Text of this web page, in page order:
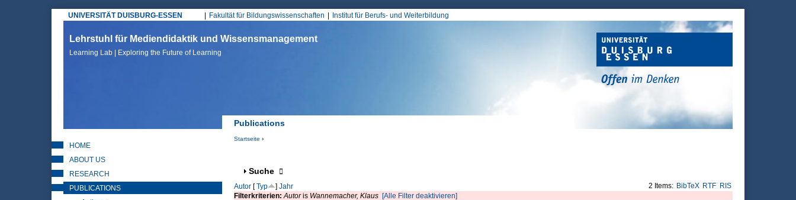
UNIVERSITÄT DUISBURG-ESSEN
Hauptmenü
Fakultät für Bildungswissenschaften Institut für Berufs- und Weiterbildung
Lehrstuhl für Mediendidaktik und Wissensmanagement
Learning Lab | Exploring the Future of Learning
Publications
Startseite ›
Anzeigen
Suche
2 Items: BibTeX RTF RIS
Autor[Typ ] Jahr
Filterkriterien:Autoris Wannemacher, Klaus [Alle Filter deaktivieren]
HOME
ABOUT US
RESEARCH
PUBLICATIONS